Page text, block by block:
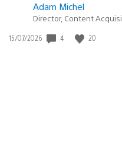
Adam Michel
Director, Content
Data
15/07/2026 4 20